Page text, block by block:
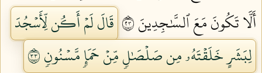
أَلَّا تَكُونَ مَعَ ٱلسَّٰجِدِينَ ٣٢
قَالَ لَمۡ أَكُن لِّأَسۡجُدَ
لِبَشَرٍ خَلَقۡتَهُۥ مِن صَلۡصَٰلٖ مِّنۡ حَمَإٖ مَّسۡنُونٖ ٣٣